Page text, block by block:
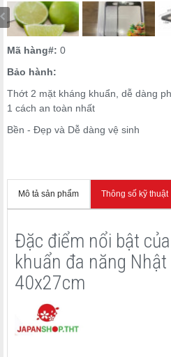
Mã hàng#: 0
Bảo hành:
Thớt 2 mặt kháng khuẩn, dễ dàng
1 cách an toàn nhất
Bền - Đẹp và Dễ dàng vệ sinh
Mô tả sản phẩm Thông số kỹ thuật
Đặc điểm nổi bật
khuẩn đa năng
40x27cm